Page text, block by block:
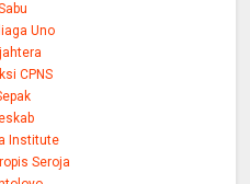
Uno
CPNS
Institute
Seroja